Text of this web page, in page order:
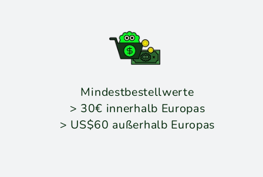
Mindestbestellwerte
> 30€ innerhalb Europas
> US$60 außerhalb Europas